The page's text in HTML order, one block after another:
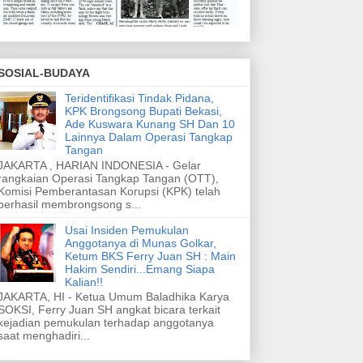
BUDAYA
Teridentifikasi Tindak Pidana,
KPK Brongsong Bupati Bekasi,
Ade Kuswara Kunang SH Dan 10
Lainnya Dalam Operasi Tangkap
Tangan
, HARIAN INDONESIA - Gelar
Operasi Tangkap Tangan (OTT),
Pemberantasan Korupsi (KPK) telah
membrongsong s...
Usai Insiden Pemukulan
Anggotanya di Munas Golkar,
Ketum BKS Ferry Juan SH : Main
Hakim Sendiri...Emang Siapa
Kalian!!
HI - Ketua Umum Baladhika Karya
Ferry Juan SH angkat bicara terkait
pemukulan terhadap anggotanya
menghadiri...